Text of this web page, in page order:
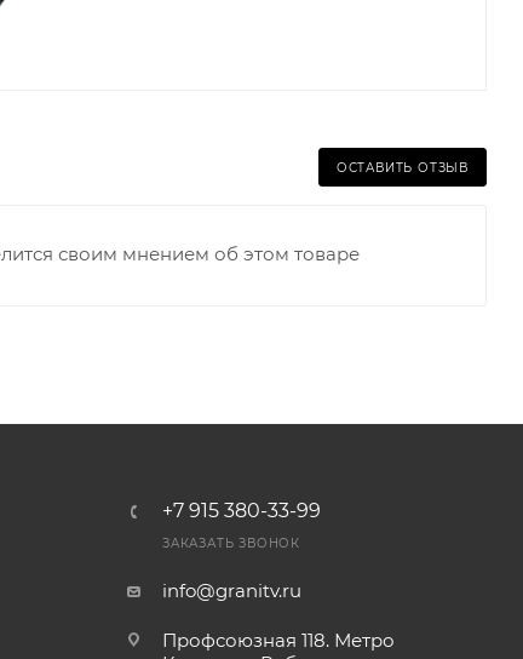
ОСТАВИТЬ ОТЗЫВ
своим мнением об этом товаре
+7 915 380-33-99
ЗАКАЗАТЬ ЗВОНОК
info@granitv.ru
Профсоюзная 118. Метро